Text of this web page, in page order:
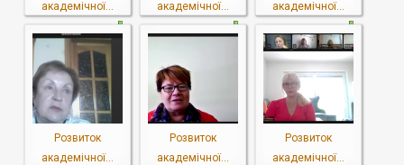
академічної...
академічної...
академічної...
Розвиток
академічної...
Розвиток
академічної...
Розвиток
академічної...